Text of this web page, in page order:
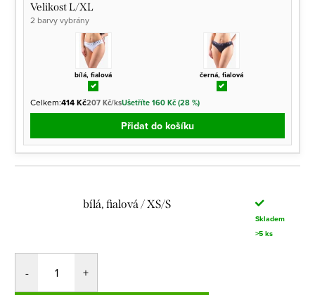
Velikost L/XL
2 barvy vybrány
bílá, fialová černá, fialová
Celkem:414 Kč207 Kč/ksUšetříte 160 Kč (28 %)
Přidat do košíku
bílá, fialová / XS/S
Skladem
>5 ks